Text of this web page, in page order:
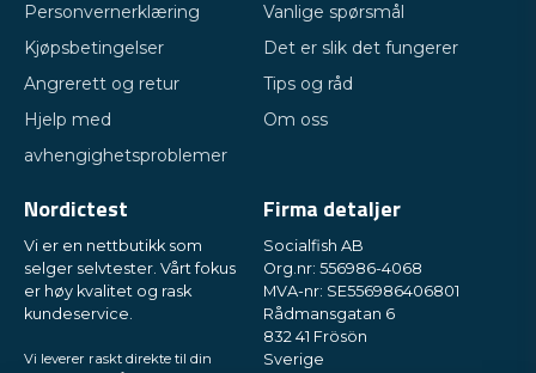
Personvernerklæring
Kjøpsbetingelser
Angrerett og retur
Hjelp med
avhengighetsproblemer
Vanlige spørsmål
Det er slik det fungerer
Tips og råd
Om oss
Nordictest
Vi er en nettbutikk som
selger selvtester. Vårt fokus
er høy kvalitet og rask
kundeservice.
Vi leverer raskt direkte til din
Firma detaljer
Socialfish AB
Org.nr: 556986-4068
MVA-nr: SE556986406801
Rådmansgatan 6
832 41 Frösön
Sverige